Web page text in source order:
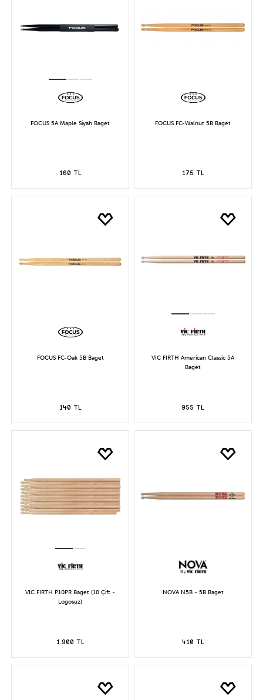
FOCUS 5A Maple Siyah Baget
160 TL
FOCUS FC-Walnut 5B Baget
175 TL
FOCUS FC-Oak 5B Baget
140 TL
VIC FIRTH American Classic 5A
Baget
955 TL
VIC FIRTH P10PR Baget (10 Çift -
Logosuz)
1.900 TL
NOVA N5B - 5B Baget
410 TL